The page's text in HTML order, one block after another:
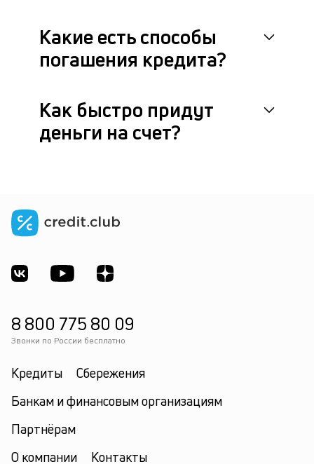
Какие есть способы
погашения кредита?
Как быстро придут
деньги на счет?
8 800 775 80 09
Звонки по России бесплатно
Кредиты
Сбережения
Банкам и финансовым организациям
Партнёрам
О компании
Контакты